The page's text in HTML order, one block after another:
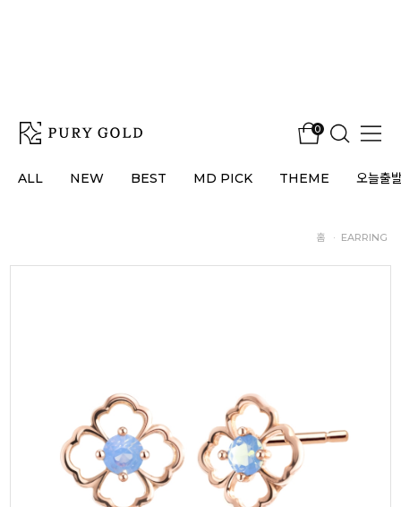
0
ALL NEW BEST MD PICK THEME 오늘출
홈 · EARRING